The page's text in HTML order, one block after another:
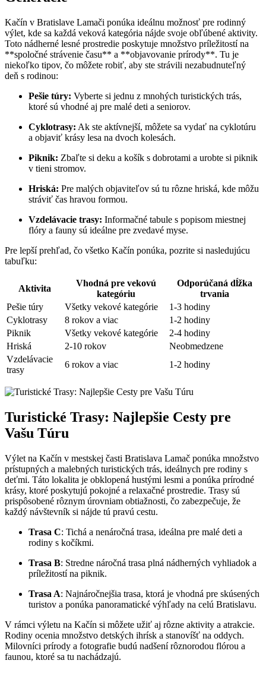
Kačín v Bratislave Lamači ponúka ideálnu možnosť pre rodinný
výlet, kde sa každá veková kategória nájde svoje obľúbené aktivity.
Toto nádherné lesné prostredie poskytuje množstvo príležitostí na
**spoločné strávenie času** a **objavovanie prírody**. Tu je
niekoľko tipov, čo môžete robiť, aby ste strávili nezabudnuteľný
deň s rodinou:
Pešie túry: Vyberte si jednu z mnohých turistických trás,
ktoré sú vhodné aj pre malé deti a seniorov.
Cyklotrasy: Ak ste aktívnejší, môžete sa vydať na cyklotúru
a objaviť krásy lesa na dvoch kolesách.
Piknik: Zbaľte si deku a košík s dobrotami a urobte si piknik
v tieni stromov.
Hriská: Pre malých objaviteľov sú tu rôzne hriská, kde môžu
stráviť čas hravou formou.
Vzdelávacie trasy: Informačné tabule s popisom miestnej
flóry a fauny sú ideálne pre zvedavé myse.
Pre lepší prehľad, čo všetko Kačín ponúka, pozrite si nasledujúcu
tabuľku:
Aktivita
Vhodná pre vekovú
kategóriu
Odporúčaná dĺžka
trvania
Pešie túry
Všetky vekové kategórie
1-3 hodiny
Cyklotrasy
8 rokov a viac
1-2 hodiny
Piknik
Všetky vekové kategórie
2-4 hodiny
Hriská
2-10 rokov
Neobmedzene
Vzdelávacie
trasy
6 rokov a viac 1-2 hodiny
Turistické Trasy: Najlepšie Cesty pre
Vašu Túru
Výlet na Kačín v mestskej časti Bratislava Lamač ponúka množstvo
prístupných a malebných turistických trás, ideálnych pre rodiny s
deťmi. Táto lokalita je obklopená hustými lesmi a ponúka prírodné
krásy, ktoré poskytujú pokojné a relaxačné prostredie. Trasy sú
prispôsobené rôznym úrovniam obtiažnosti, čo zabezpečuje, že
každý návštevník si nájde tú pravú cestu.
Trasa C: Tichá a nenáročná trasa, ideálna pre malé deti a
rodiny s kočíkmi.
Trasa B: Stredne náročná trasa plná nádherných vyhliadok a
príležitostí na piknik.
Trasa A: Najnáročnejšia trasa, ktorá je vhodná pre skúsených
turistov a ponúka panoramatické výhľady na celú Bratislavu.
V rámci výletu na Kačín si môžete užiť aj rôzne aktivity a atrakcie.
Rodiny ocenia množstvo detských ihrísk a stanovíšť na oddych.
Milovníci prírody a fotografie budú nadšení rôznorodou flórou a
faunou, ktoré sa tu nachádzajú.